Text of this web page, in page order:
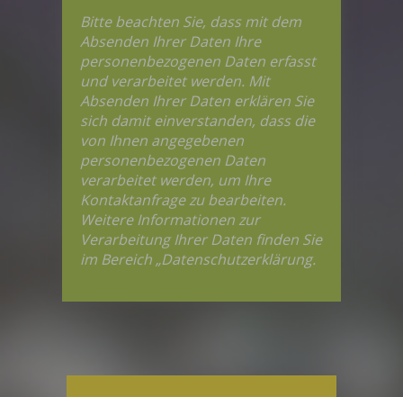
Bitte beachten Sie, dass mit dem
Absenden Ihrer Daten Ihre
personenbezogenen Daten erfasst
und verarbeitet werden. Mit
Absenden Ihrer Daten erklären Sie
sich damit einverstanden, dass die
von Ihnen angegebenen
personenbezogenen Daten
verarbeitet werden, um Ihre
Kontaktanfrage zu bearbeiten.
Weitere Informationen zur
Verarbeitung Ihrer Daten finden Sie
im Bereich „Datenschutzerklärung.